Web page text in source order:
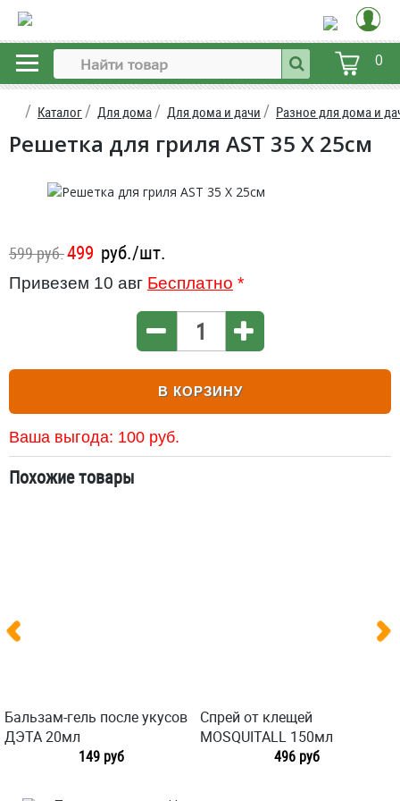
0
Каталог Для дома Для дома и дачи Разное для дома и
Решетка для гриля AST 35 X 25см
599 руб.499 руб./шт.
Привезем 10 авг Бесплатно *
В КОРЗИНУ
Ваша выгода: 100 руб.
Похожие товары
Бальзам-гель после укусов
ДЭТА 20мл
149 руб
Спрей от клещей
MOSQUITALL 150мл
496 руб